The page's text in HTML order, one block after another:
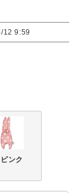
12 9:59
ンク